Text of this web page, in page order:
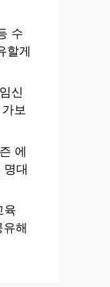
수
할게
신
보
에
대
육
해